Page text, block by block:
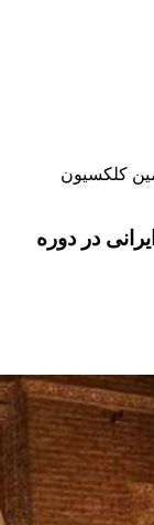
کلکسیون
در دوره